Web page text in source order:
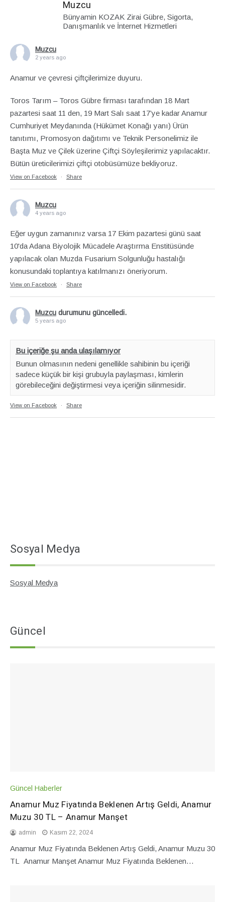
Muzcu
Bünyamin KOZAK Zirai Gübre, Sigorta,
Danışmanlık ve İnternet Hizmetleri
Muzcu
2 years ago
Anamur ve çevresi çiftçilerimize duyuru.
Toros Tarım – Toros Gübre firması tarafından 18 Mart
pazartesi saat 11 den, 19 Mart Salı saat 17’ye kadar Anamur
Cumhuriyet Meydanında (Hükümet Konağı yanı) Ürün
tanıtımı, Promosyon dağıtımı ve Teknik Personelimiz ile
Başta Muz ve Çilek üzerine Çiftçi Söyleşilerimiz yapılacaktır.
Bütün üreticilerimizi çiftçi otobüsümüze bekliyoruz.
View on Facebook · Share
Muzcu
4 years ago
Eğer uygun zamanınız varsa 17 Ekim pazartesi günü saat
10'da Adana Biyolojik Mücadele Araştırma Enstitüsünde
yapılacak olan Muzda Fusarium Solgunluğu hastalığı
konusundaki toplantıya katılmanızı öneriyorum.
View on Facebook · Share
Muzcu durumunu güncelledi.
5 years ago
Bu içeriğe şu anda ulaşılamıyor
Bunun olmasının nedeni genellikle sahibinin bu içeriği
sadece küçük bir kişi grubuyla paylaşması, kimlerin
görebileceğini değiştirmesi veya içeriğin silinmesidir.
View on Facebook · Share
Sosyal Medya
Sosyal Medya
Güncel
Güncel Haberler
Anamur Muz Fiyatında Beklenen Artış Geldi, Anamur
Muzu 30 TL – Anamur Manşet
admin Kasım 22, 2024
Anamur Muz Fiyatında Beklenen Artış Geldi, Anamur Muzu 30
TL Anamur Manşet Anamur Muz Fiyatında Beklenen…